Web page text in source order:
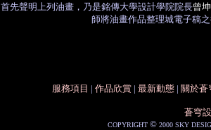
首先聲明上列油畫，乃是銘傳大學設計學院院長曾
師將油畫作品整理城電子稿
服務項目 | 作品欣賞 | 最新動態 | 關於蒼
蒼穹
COPYRIGHT © 2000 SKY